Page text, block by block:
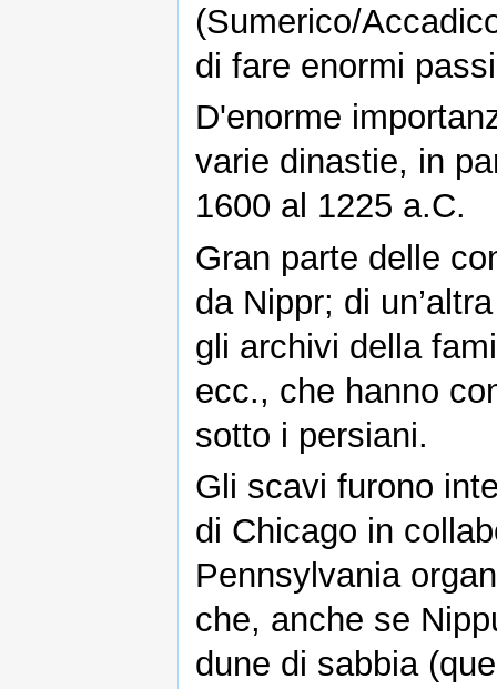
(Sumerico/
di fare enormi
D'enorme
varie dinastie, in
1600 al 1225 a.C.
Gran parte delle
da Nippr; di
gli archivi della
ecc., che hanno
sotto i persiani.
Gli scavi furono
di Chicago in
Pennsylvania
che, anche se
dune di sabbia